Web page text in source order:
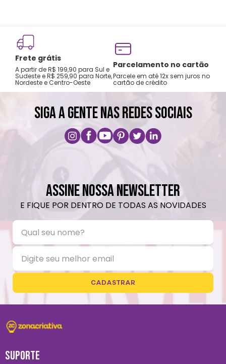
Frete grátis
A partir de R$ 199,90 para Sul e
Sudeste e R$ 259,90 para Norte,
Nordeste e Centro-Oeste
Parcelamento no cartão
Parcele em até 12x sem juros no
cartão de crédito
SIGA A GENTE NAS REDES SOCIAIS
ASSINE NOSSA NEWSLETTER
E FIQUE POR DENTRO DE TODAS AS NOVIDADES
CADASTRAR
SUPORTE